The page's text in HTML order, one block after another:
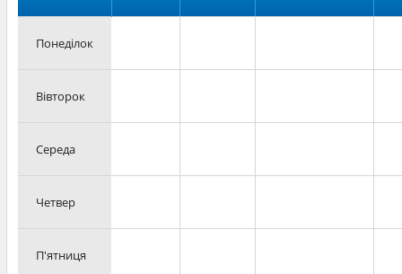
Понеділок
Вівторок
Середа
Четвер
П'ятниця